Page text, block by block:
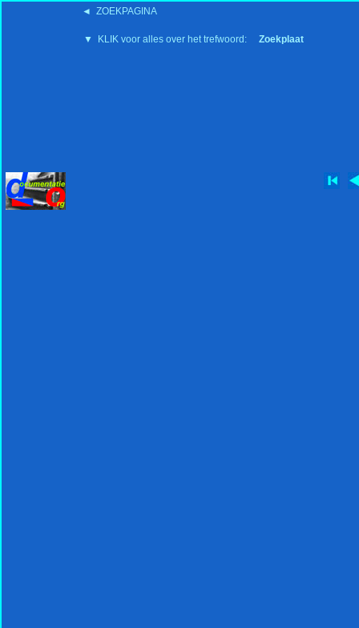
◄ ZOEKPAGINA
▼ KLIK voor alles over het trefwoord: Zoekplaat
'15:19 19-2-2008